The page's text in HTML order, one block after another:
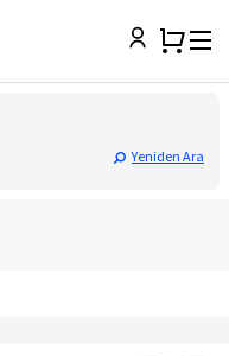
Yeniden Ara